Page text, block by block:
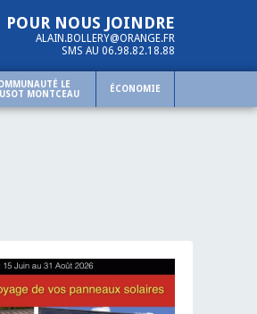
POUR NOUS JOINDRE
ALAIN.BOLLERY@ORANGE.FR
SMS AU 06.98.82.18.88
LE
MONTCEAU
ÉCONOMIE